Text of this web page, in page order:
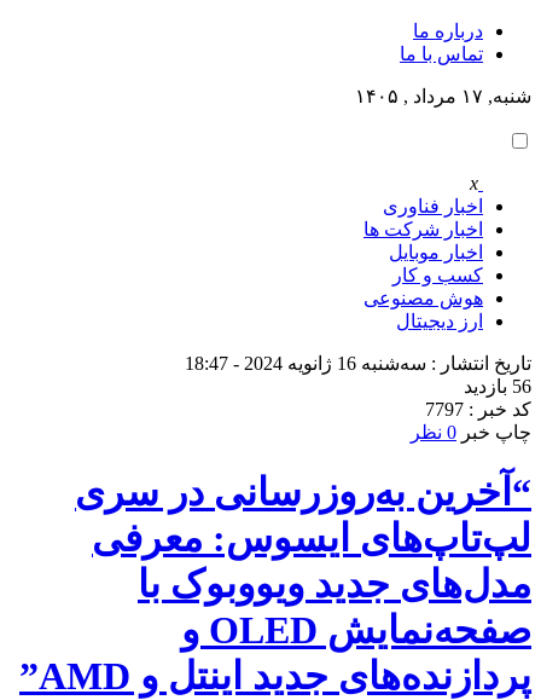
درباره ما
تماس با ما
شنبه, ۱۷ مرداد , ۱۴۰۵
x
اخبار فناوری
اخبار شرکت ها
اخبار موبایل
کسب و کار
هوش مصنوعی
ارز دیجیتال
تاریخ انتشار : سه‌شنبه 16 ژانویه 2024 - 18:47
56 بازدید
کد خبر : 7797
چاپ خبر 0 نظر
“آخرین به‌روزرسانی در سری
لپ‌تاپ‌های ایسوس: معرفی
مدل‌های جدید ویووبوک با
صفحه‌نمایش OLED و
پردازنده‌های جدید اینتل و AMD”